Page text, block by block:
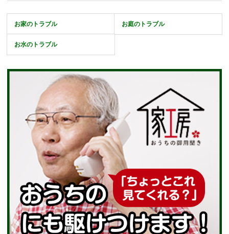
お家のトラブル お庭のトラブル
お水のトラブル